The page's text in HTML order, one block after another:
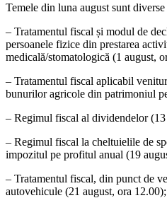
Temele din luna august sunt diverse
– Tratamentul fiscal și modul de
persoanele fizice din prestarea
medicală/stomatologică (1 august,
– Tratamentul fiscal aplicabil
bunurilor agricole din patrimoniul
– Regimul fiscal al dividendelor
– Regimul fiscal la cheltuielile de
impozitul pe profitul anual (19
– Tratamentul fiscal, din punct de
autovehicule (21 august, ora 12.00);